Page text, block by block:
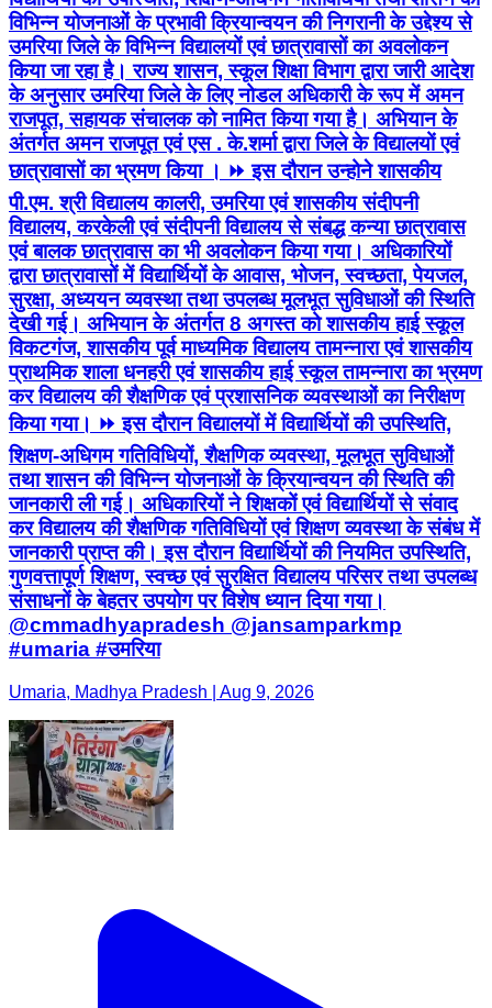
विभिन्न योजनाओं के प्रभावी क्रियान्वयन की निगरानी के उद्देश्य से
उमरिया जिले के विभिन्न विद्यालयों एवं छात्रावासों का अवलोकन
किया जा रहा है। राज्य शासन, स्कूल शिक्षा विभाग द्वारा जारी आदेश
के अनुसार उमरिया जिले के लिए नोडल अधिकारी के रूप में अमन
राजपूत, सहायक संचालक को नामित किया गया है। अभियान के
अंतर्गत अमन राजपूत एवं एस . के.शर्मा द्वारा जिले के विद्यालयों एवं
छात्रावासों का भ्रमण किया । ⏩ इस दौरान उन्होने शासकीय
पी.एम. श्री विद्यालय कालरी, उमरिया एवं शासकीय संदीपनी
विद्यालय, करकेली एवं संदीपनी विद्यालय से संबद्ध कन्या छात्रावास
एवं बालक छात्रावास का भी अवलोकन किया गया। अधिकारियों
द्वारा छात्रावासों में विद्यार्थियों के आवास, भोजन, स्वच्छता, पेयजल,
सुरक्षा, अध्ययन व्यवस्था तथा उपलब्ध मूलभूत सुविधाओं की स्थिति
देखी गई। अभियान के अंतर्गत 8 अगस्त को शासकीय हाई स्कूल
विकटगंज, शासकीय पूर्व माध्यमिक विद्यालय तामन्नारा एवं शासकीय
प्राथमिक शाला धनहरी एवं शासकीय हाई स्कूल तामन्नारा का भ्रमण
कर विद्यालय की शैक्षणिक एवं प्रशासनिक व्यवस्थाओं का निरीक्षण
किया गया। ⏩ इस दौरान विद्यालयों में विद्यार्थियों की उपस्थिति,
शिक्षण-अधिगम गतिविधियों, शैक्षणिक व्यवस्था, मूलभूत सुविधाओं
तथा शासन की विभिन्न योजनाओं के क्रियान्वयन की स्थिति की
जानकारी ली गई। अधिकारियों ने शिक्षकों एवं विद्यार्थियों से संवाद
कर विद्यालय की शैक्षणिक गतिविधियों एवं शिक्षण व्यवस्था के संबंध में
जानकारी प्राप्त की। इस दौरान विद्यार्थियों की नियमित उपस्थिति,
गुणवत्तापूर्ण शिक्षण, स्वच्छ एवं सुरक्षित विद्यालय परिसर तथा उपलब्ध
संसाधनों के बेहतर उपयोग पर विशेष ध्यान दिया गया।
@cmmadhyapradesh @jansamparkmp
#umaria #उमरिया
Umaria, Madhya Pradesh | Aug 9, 2026